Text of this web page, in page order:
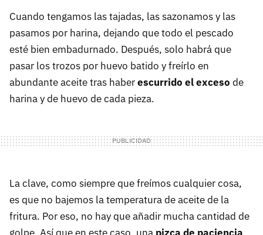
Cuando tengamos las tajadas, las sazonamos y las
pasamos por harina, dejando que todo el pescado
esté bien embadurnado. Después, solo habrá que
pasar los trozos por huevo batido y freírlo en
abundante aceite tras haberescurrido el exceso de
harina y de huevo de cada pieza.
La clave, como siempre que freímos cualquier cosa,
es que no bajemos la temperatura de aceite de la
fritura. Por eso, no hay que añadir mucha cantidad de